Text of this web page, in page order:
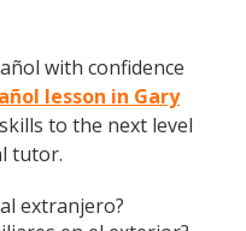
with confidence
lesson in Gary
to the next level
tutor.
extranjero?